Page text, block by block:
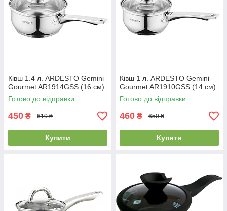
Ківш 1.4 л. ARDESTO Gemini
Gourmet AR1914GSS (16 см)
Готово до відправки
450 ₴ 610 ₴
Купити
Ківш 1 л. ARDESTO Gemini
Gourmet AR1910GSS (14 см)
Готово до відправки
460 ₴ 650 ₴
Купити